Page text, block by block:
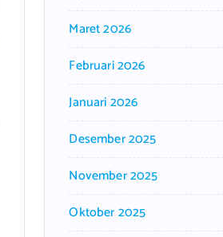
Maret 2026
Februari 2026
Januari 2026
Desember 2025
November 2025
Oktober 2025